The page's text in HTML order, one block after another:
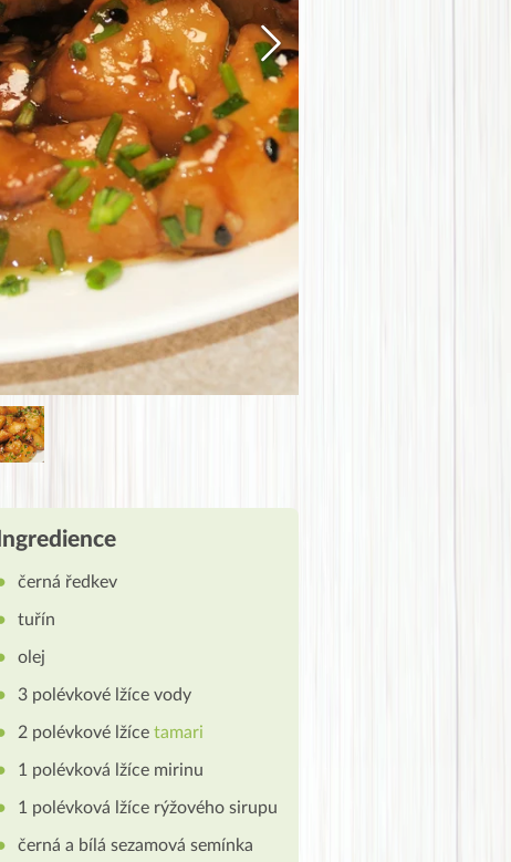
Ingredience
černá ředkev
tuřín
olej
3 polévkové lžíce vody
2 polévkové lžíce tamari
1 polévková lžíce mirinu
1 polévková lžíce rýžového sirupu
černá a bílá sezamová semínka